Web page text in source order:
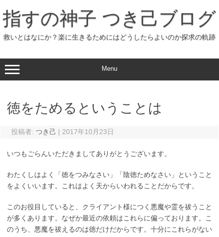
ン
テ
ン
ツ
へ
ッ
プ
指すの神子 つき己ブログ
救いとはなにか？楽に生きるためにはどうしたらよいのか探求の軌跡
Menu
徳をためるということは
投稿者: つき己 | 2017年10月23日
いつもごらんいただきましてありがとうございます。
わたくしはよく「徳をつみなさい」「陰徳ためなさい」ということ
をよくいいます。これはよく天からいわれることだからです。
このお役目していると、クライアント様につく悪魔や霊を祓うこと
が多くあります。なぜか最近の依頼はこれらに偏っております。こ
のうち、悪魔を祓えるのは徳だけだからです。十分にこれらがない